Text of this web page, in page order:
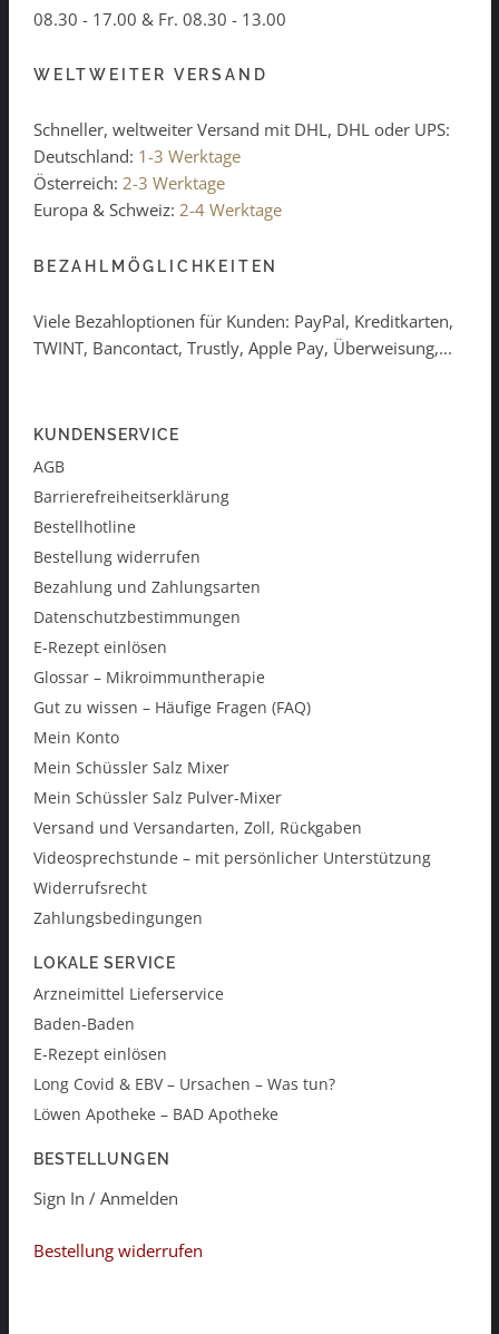
08.30 - 17.00 & Fr. 08.30 - 13.00
WELTWEITER VERSAND
Schneller, weltweiter Versand mit DHL, DHL oder UPS:
Deutschland: 1-3 Werktage
Österreich: 2-3 Werktage
Europa & Schweiz: 2-4 Werktage
BEZAHLMÖGLICHKEITEN
Viele Bezahloptionen für Kunden: PayPal, Kreditkarten,
TWINT, Bancontact, Trustly, Apple Pay, Überweisung,...
KUNDENSERVICE
AGB
Barrierefreiheitserklärung
Bestellhotline
Bestellung widerrufen
Bezahlung und Zahlungsarten
Datenschutzbestimmungen
E-Rezept einlösen
Glossar – Mikroimmuntherapie
Gut zu wissen – Häufige Fragen (FAQ)
Mein Konto
Mein Schüssler Salz Mixer
Mein Schüssler Salz Pulver-Mixer
Versand und Versandarten, Zoll, Rückgaben
Videosprechstunde – mit persönlicher Unterstützung
Widerrufsrecht
Zahlungsbedingungen
LOKALE SERVICE
Arzneimittel Lieferservice
Baden-Baden
E-Rezept einlösen
Long Covid & EBV – Ursachen – Was tun?
Löwen Apotheke – BAD Apotheke
BESTELLUNGEN
Sign In / Anmelden
Bestellung widerrufen